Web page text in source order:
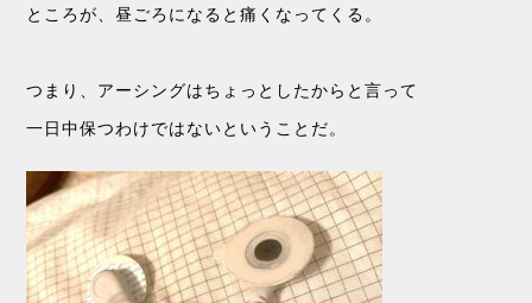
ところが、昼ごろになると痛くなってくる。
つまり、アーシングはちょっとしたからと言って
一日中保つわけではないということだ。